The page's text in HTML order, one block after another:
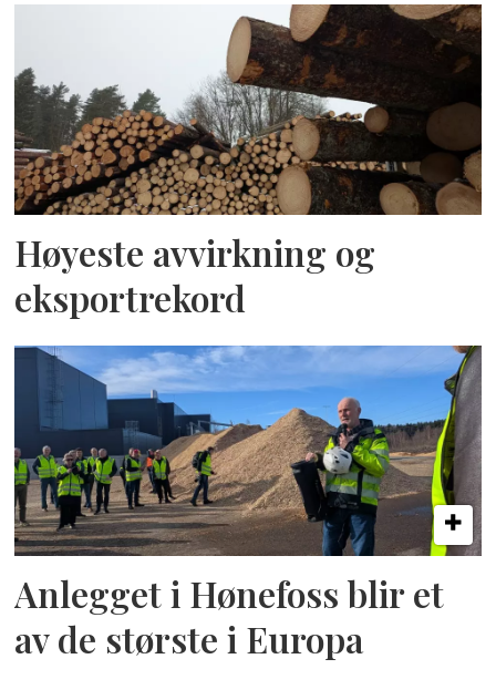
Høyeste avvirkning og
eksportrekord
Anlegget i Hønefoss blir et
av de største i Europa